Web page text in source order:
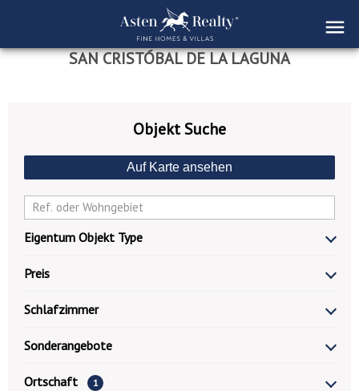
SAN CRISTÓBAL DE LA LAGUNA
Objekt Suche
Auf Karte ansehen
Eigentum Objekt Type
Preis
Schlafzimmer
Sonderangebote
Ortschaft 1